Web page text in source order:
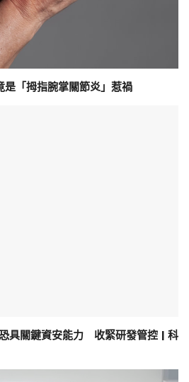
「拇指腕掌關節炎」惹禍
具關鍵資安能力 收緊研發管控 | 科